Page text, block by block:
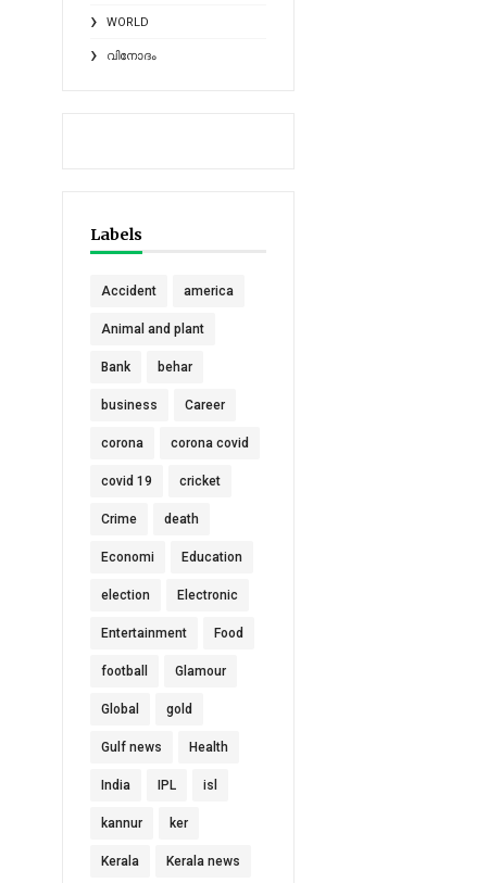
WORLD
വിനോദം
Labels
Accident america
Animal and plant
Bank behar
business Career
corona corona covid
covid 19 cricket
Crime death
Economi Education
election Electronic
Entertainment Food
football Glamour
Global gold
Gulf news Health
India IPL isl
kannur ker
Kerala Kerala news